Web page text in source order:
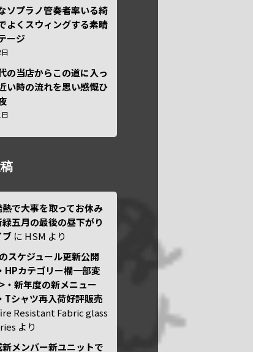
ソプラノ管奏者率いる綺
よくスウィングする素晴
ージ
の当店からこの道に入っ
い時の流れを思い感慨ひ
熱で大事を取ってお休み
緑五月の最後の昼下がり
ブ に HSM より
スケジュール更新公開
HPカテゴリー欄一部変
・新年度の新メニュー
Tシャツ再入荷好評販売
Resistant Fabric glass
より
メンバー新ユニットで